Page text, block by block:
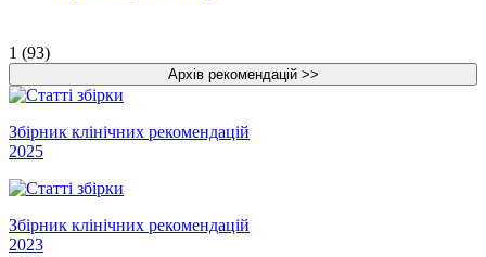
1 (93)
Збірник клінічних рекомендацій
2025
Збірник клінічних рекомендацій
2023